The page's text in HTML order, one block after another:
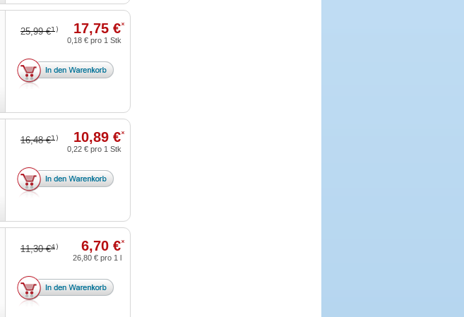
25,99 €1) 17,75 €*
0,18 € pro 1 Stk
16,48 €1) 10,89 €*
0,22 € pro 1 Stk
11,30 €4) 6,70 €*
26,80 € pro 1 l